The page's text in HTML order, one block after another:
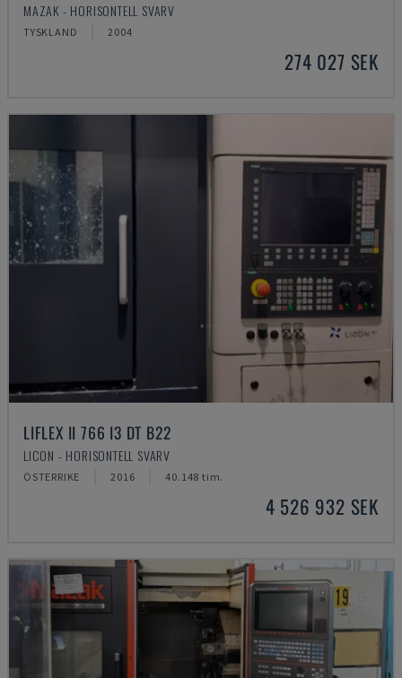
MAZAK - HORISONTELL SVARV
TYSKLAND 2004
274 027 SEK
LIFLEX II 766 I3 DT B22
LICON - HORISONTELL SVARV
ÖSTERRIKE 2016 40.148 tim.
4 526 932 SEK